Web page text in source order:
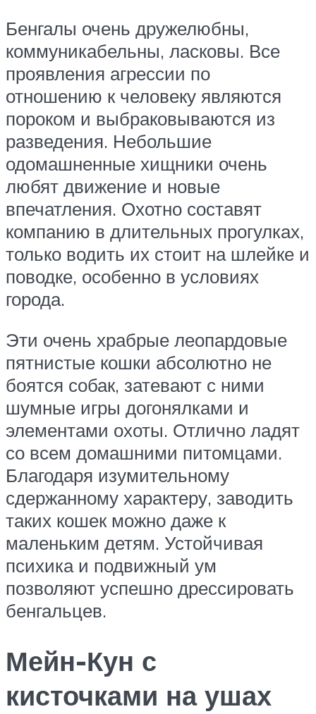
Бенгалы очень дружелюбны,
коммуникабельны, ласковы. Все
проявления агрессии по
отношению к человеку являются
пороком и выбраковываются из
разведения. Небольшие
одомашненные хищники очень
любят движение и новые
впечатления. Охотно составят
компанию в длительных прогулках,
только водить их стоит на шлейке и
поводке, особенно в условиях
города.
Эти очень храбрые леопардовые
пятнистые кошки абсолютно не
боятся собак, затевают с ними
шумные игры догонялками и
элементами охоты. Отлично ладят
со всем домашними питомцами.
Благодаря изумительному
сдержанному характеру, заводить
таких кошек можно даже к
маленьким детям. Устойчивая
психика и подвижный ум
позволяют успешно дрессировать
бенгальцев.
Мейн-Кун с
кисточками на ушах